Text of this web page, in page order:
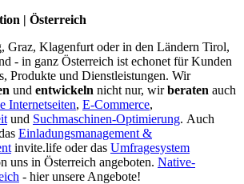
| Österreich
Graz, Klagenfurt oder in den Ländern Tirol,
- in ganz Österreich ist echonet für Kunden
Produkte und Dienstleistungen. Wir
und entwickeln nicht nur, wirberaten auch
Internetseiten, E-Commerce,
und Suchmaschinen-Optimierung. Auch
Einladungsmanagement &
invite.life oder das Umfragesystem
uns in Österreich angeboten. Native-
- hier unsere Angebote!